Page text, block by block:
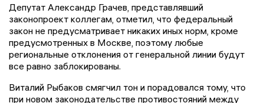
Депутат Александр Грачев, представлявший
законопроект коллегам, отметил, что федеральный
закон не предусматривает никаких иных норм, кроме
предусмотренных в Москве, поэтому любые
региональные отклонения от генеральной линии будут
все равно заблокированы.
Виталий Рыбаков смягчил тон и порадовался тому, что
при новом законодательстве противостояний между